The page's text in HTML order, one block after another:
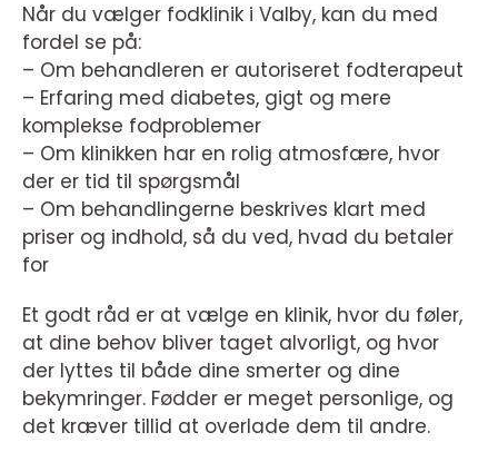
Når du vælger fodklinik i Valby, kan du med
fordel se på:
– Om behandleren er autoriseret fodterapeut
– Erfaring med diabetes, gigt og mere
komplekse fodproblemer
– Om klinikken har en rolig atmosfære, hvor
der er tid til spørgsmål
– Om behandlingerne beskrives klart med
priser og indhold, så du ved, hvad du betaler
for
Et godt råd er at vælge en klinik, hvor du føler,
at dine behov bliver taget alvorligt, og hvor
der lyttes til både dine smerter og dine
bekymringer. Fødder er meget personlige, og
det kræver tillid at overlade dem til andre.